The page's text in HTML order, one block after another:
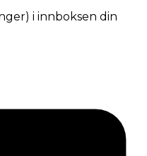
i innboksen din